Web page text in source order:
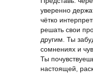
уверенно
чётко
решать свои
другим. Ты
сомнениях и
Ты
настоящей,